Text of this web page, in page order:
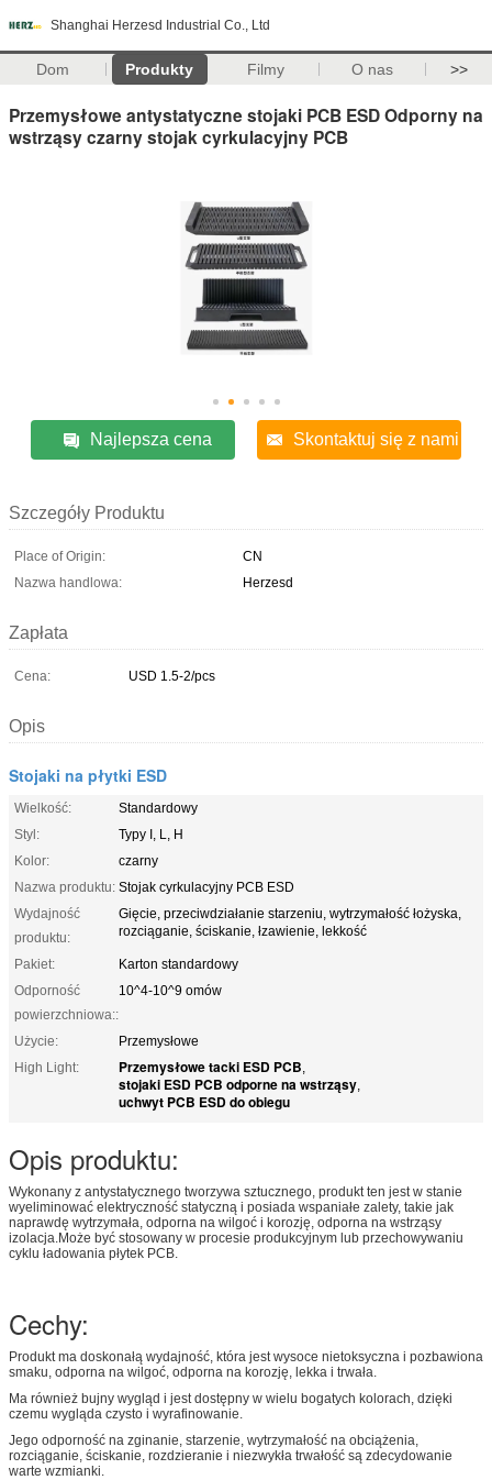
Shanghai Herzesd Industrial Co., Ltd
Dom Produkty Filmy O nas >>
Przemysłowe antystatyczne stojaki PCB ESD Odporny na
wstrząsy czarny stojak cyrkulacyjny PCB
Najlepsza cena Skontaktuj się z nami
Szczegóły Produktu
Place of Origin:
CN
Nazwa handlowa:
Herzesd
Zapłata
Cena: USD 1.5-2/pcs
Opis
Stojaki na płytki ESD
Wielkość:
Standardowy
Styl:
Typy I, L, H
Kolor:
czarny
Nazwa produktu: Stojak cyrkulacyjny PCB ESD
Wydajność
produktu:
Gięcie, przeciwdziałanie starzeniu, wytrzymałość łożyska,
rozciąganie, ściskanie, łzawienie, lekkość
Pakiet:
Karton standardowy
Odporność
powierzchniowa::
10^4-10^9 omów
Użycie:
Przemysłowe
High Light:
Przemysłowe tacki ESD PCB,
stojaki ESD PCB odporne na wstrząsy,
uchwyt PCB ESD do obiegu
Opis produktu:
Wykonany z antystatycznego tworzywa sztucznego, produkt ten jest w stanie
wyeliminować elektryczność statyczną i posiada wspaniałe zalety, takie jak
naprawdę wytrzymała, odporna na wilgoć i korozję, odporna na wstrząsy
izolacja.Może być stosowany w procesie produkcyjnym lub przechowywaniu
cyklu ładowania płytek PCB.
Cechy:
Produkt ma doskonałą wydajność, która jest wysoce nietoksyczna i pozbawiona
smaku, odporna na wilgoć, odporna na korozję, lekka i trwała.
Ma również bujny wygląd i jest dostępny w wielu bogatych kolorach, dzięki
czemu wygląda czysto i wyrafinowanie.
Jego odporność na zginanie, starzenie, wytrzymałość na obciążenia,
rozciąganie, ściskanie, rozdzieranie i niezwykła trwałość są zdecydowanie
warte wzmianki.